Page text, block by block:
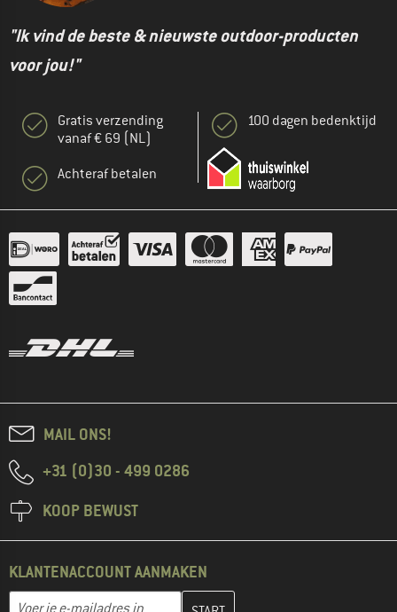
"Ik vind de beste & nieuwste outdoor-producten
voor jou!"
Gratis verzending
vanaf € 69 (NL)
Achteraf betalen
100 dagen bedenktijd
MAIL ONS!
+31 (0)30 - 499 0286
KOOP BEWUST
KLANTENACCOUNT AANMAKEN
E-mailadres
Vul je e-mailadres hier in en maak in de volgende stap je